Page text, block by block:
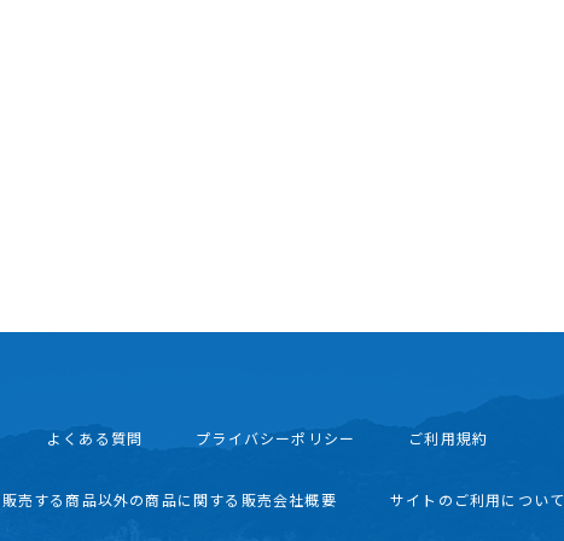
よくある質問 プライバシーポリシー ご利用規約
売する商品以外の商品に関する販売会社概要 サイトのご利用について